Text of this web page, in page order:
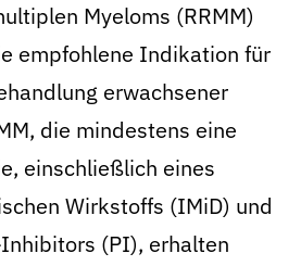
Myeloms (RRMM)
empfohlene Indikation für
erwachsener
die mindestens eine
einschließlich eines
Wirkstoffs (IMiD) und
(PI), erhalten